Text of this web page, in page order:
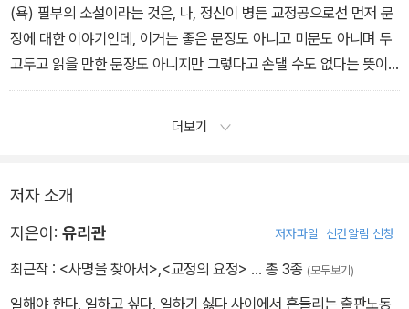
된다고?
(욕) 필부의 소설이라는 것은, 나, 정신이 병든 교정공으로선 먼저 문
장에 대한 이야기인데, 이거는 좋은 문장도 아니고 미문도 아니며 두
고두고 읽을 만한 문장도 아니지만 그렇다고 손댈 수도 없다는 뜻이
다. 보십시오, 친구의 편지를 고쳐 줍니까?
더보기
저자 소개
지은이: 유리관 저자파일 신간알림 신청
최근작 : <사명을 찾아서> <교정의 요정> … 총 3종 (모두보기)
일해야 한다, 일하고 싶다, 일하기 싫다 사이에서 흔들리는 출판노동